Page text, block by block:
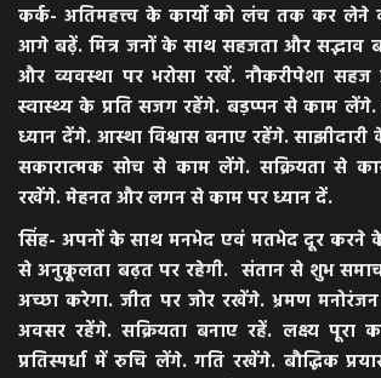
कर्क- अतिमहत्त्व के कार्यो को लंच तक कर लेने
आगे बढ़ें. मित्र जनों के साथ सहजता और सद्भाव
और व्यवस्था पर भरोसा रखें. नौकरीपेशा सहज
स्वास्थ्य के प्रति सजग रहेंगे. बड़प्पन से काम
ध्यान देंगे. आस्था विश्वास बनाए रहेंगे.
सकारात्मक सोच से काम लेंगे. सक्रियता से
रखेंगे. मेहनत और लगन से काम पर ध्यान दें.
सिंह- अपनों के साथ मनभेद एवं मतभेद दूर
से अनुकूलता बढ़त पर रहेगी. संतान से शुभ
अच्छा करेगा. जीत पर जोर रखेंगे. भ्रमण
अवसर रहेंगे. सक्रियता बनाए रहें. लक्ष्य पूरा
प्रतिस्पर्धा में रुचि लेंगे. गति रखेंगे. बौद्धिक